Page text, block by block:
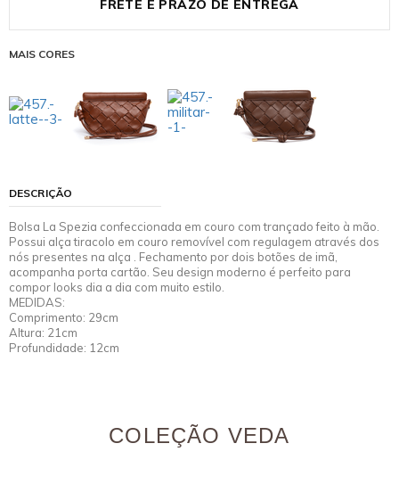
FRETE E PRAZO DE ENTREGA
MAIS CORES
DESCRIÇÃO
Bolsa La Spezia confeccionada em couro com trançado feito à mão.
Possui alça tiracolo em couro removível com regulagem através dos
nós presentes na alça . Fechamento por dois botões de imã,
acompanha porta cartão. Seu design moderno é perfeito para
compor looks dia a dia com muito estilo.
MEDIDAS:
Comprimento: 29cm
Altura: 21cm
Profundidade: 12cm
COLEÇÃO VEDA